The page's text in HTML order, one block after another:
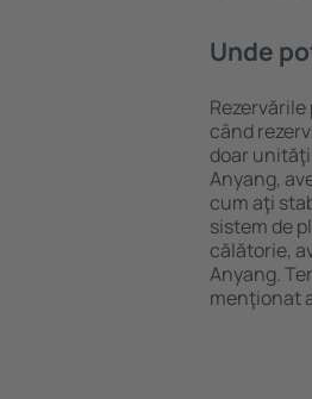
Unde
când
doar
Anyang,
cum aţi
sistem de
călătorie,
Anyang.
menţionat